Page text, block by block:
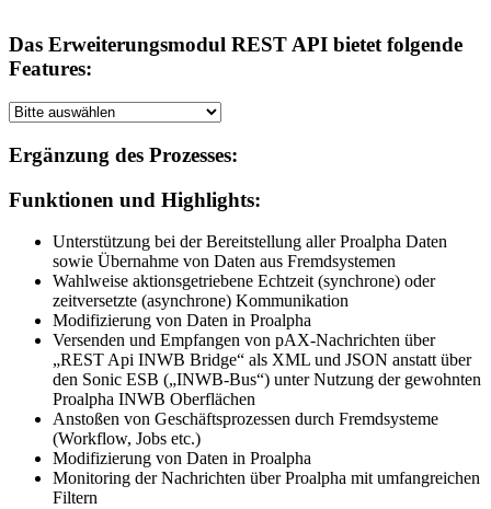
Das Erweiterungsmodul REST API bietet folgende
Features:
Ergänzung des Prozesses:
Funktionen und Highlights:
Unterstützung bei der Bereitstellung aller Proalpha Daten
sowie Übernahme von Daten aus Fremdsystemen
Wahlweise aktionsgetriebene Echtzeit (synchrone) oder
zeitversetzte (asynchrone) Kommunikation
Modifizierung von Daten in Proalpha
Versenden und Empfangen von pAX-Nachrichten über
„REST Api INWB Bridge“ als XML und JSON anstatt über
den Sonic ESB („INWB-Bus“) unter Nutzung der gewohnten
Proalpha INWB Oberflächen
Anstoßen von Geschäftsprozessen durch Fremdsysteme
(Workflow, Jobs etc.)
Modifizierung von Daten in Proalpha
Monitoring der Nachrichten über Proalpha mit umfangreichen
Filtern